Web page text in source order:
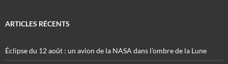
ARTICLES RÉCENTS
Éclipse du 12 août : un avion de la NASA dans l’ombre de la Lune